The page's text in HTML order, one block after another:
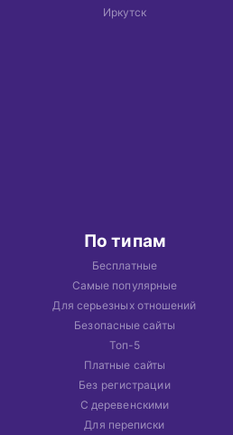
Иркутск
По типам
Бесплатные
Самые популярные
Для серьезных отношений
Безопасные сайты
Топ-5
Платные сайты
Без регистрации
С деревенскими
Для переписки